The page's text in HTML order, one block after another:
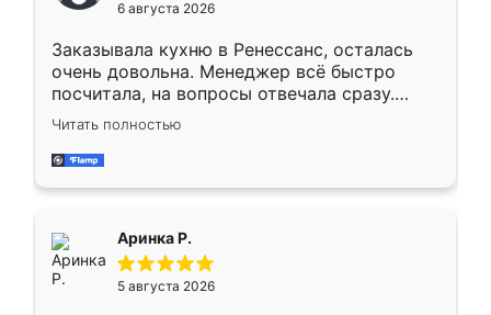
мебели буду заказывать только здесь.
6 августа 2026
Заказывала кухню в Ренессанс, осталась
очень довольна. Менеджер всё быстро
посчитала, на вопросы отвечала сразу.
Замерщик приехал в субботу, подошёл к
делу со всей ответственностью. Собрали
за день, ребята работали аккуратно, даже
Читать полностью
Аринка Р.
5 августа 2026